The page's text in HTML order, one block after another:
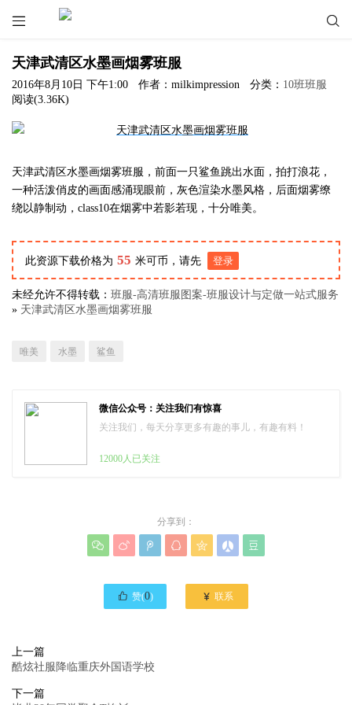
 
天津武清区水墨画烟雾班服
2016年8月10日 下午1:00 作者：milkimpression 分类： 10班班服
阅读(3.36K)
天津武清区水墨画烟雾班服，前面一只鲨鱼跳出水面，拍打浪花，
一种活泼俏皮的画面感涌现眼前，灰色渲染水墨风格，后面烟雾缭
绕以静制动，class10在烟雾中若影若现，十分唯美。
此资源下载价格为 55 米可币，请先 登录
未经允许不得转载： 班服-高清班服图案-班服设计与定做一站式服务
» 天津武清区水墨画烟雾班服
唯美 水墨 鲨鱼
微信公众号：关注我们有惊喜
关注我们，每天分享更多有趣的事儿，有趣有料！
12000人已关注
分享到：
      
 赞(0)  联系
上一篇
酷炫社服降临重庆外国语学校
下一篇